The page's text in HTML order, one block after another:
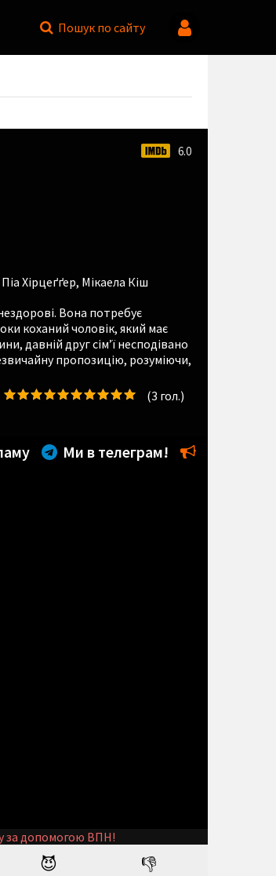
Пошук по сайту
6.0
Піа Хірцеґґер, Мікаела Кіш
Вона потребує
коханий чоловік, який має
давній друг сім’ї несподівано
пропозицію, розуміючи,
(3 гол.)
Ми в телеграм!
за допомогою ВПН!
😈 👎